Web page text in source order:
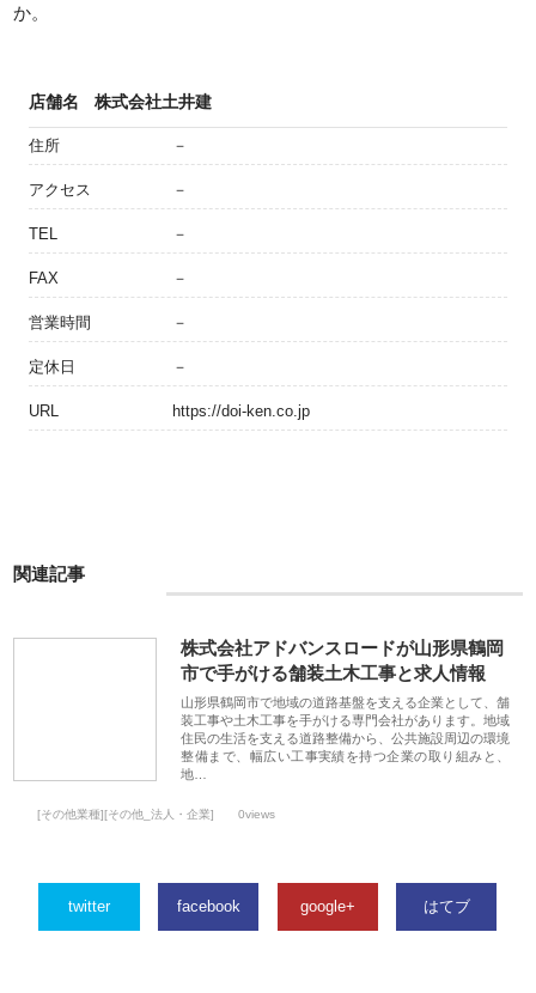
か。
店舗名 株式会社土井建
住所 －
アクセス －
TEL －
FAX －
営業時間 －
定休日 －
URL https://doi-ken.co.jp
関連記事
株式会社アドバンスロードが山形県鶴岡
市で手がける舗装土木工事と求人情報
山形県鶴岡市で地域の道路基盤を支える企業として、舗
装工事や土木工事を手がける専門会社があります。地域
住民の生活を支える道路整備から、公共施設周辺の環境
整備まで、幅広い工事実績を持つ企業の取り組みと、
地…
[その他業種][その他_法人・企業] 0views
twitter facebook google+ はてブ